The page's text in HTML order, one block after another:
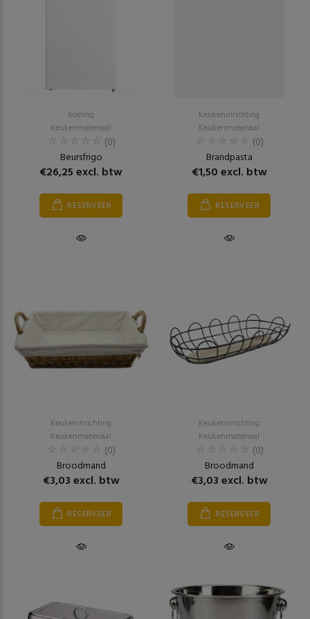
Koeling
Keukenmateriaal
(0)
Beursfrigo
€26,25 excl. btw
RESERVEER
Keukeninrichting
Keukenmateriaal
(0)
Brandpasta
€1,50 excl. btw
RESERVEER
Keukeninrichting
Keukenmateriaal
(0)
Broodmand
€3,03 excl. btw
RESERVEER
Keukeninrichting
Keukenmateriaal
(0)
Broodmand
€3,03 excl. btw
RESERVEER